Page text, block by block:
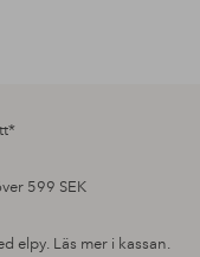
599 SEK
elpy. Läs mer i kassan.